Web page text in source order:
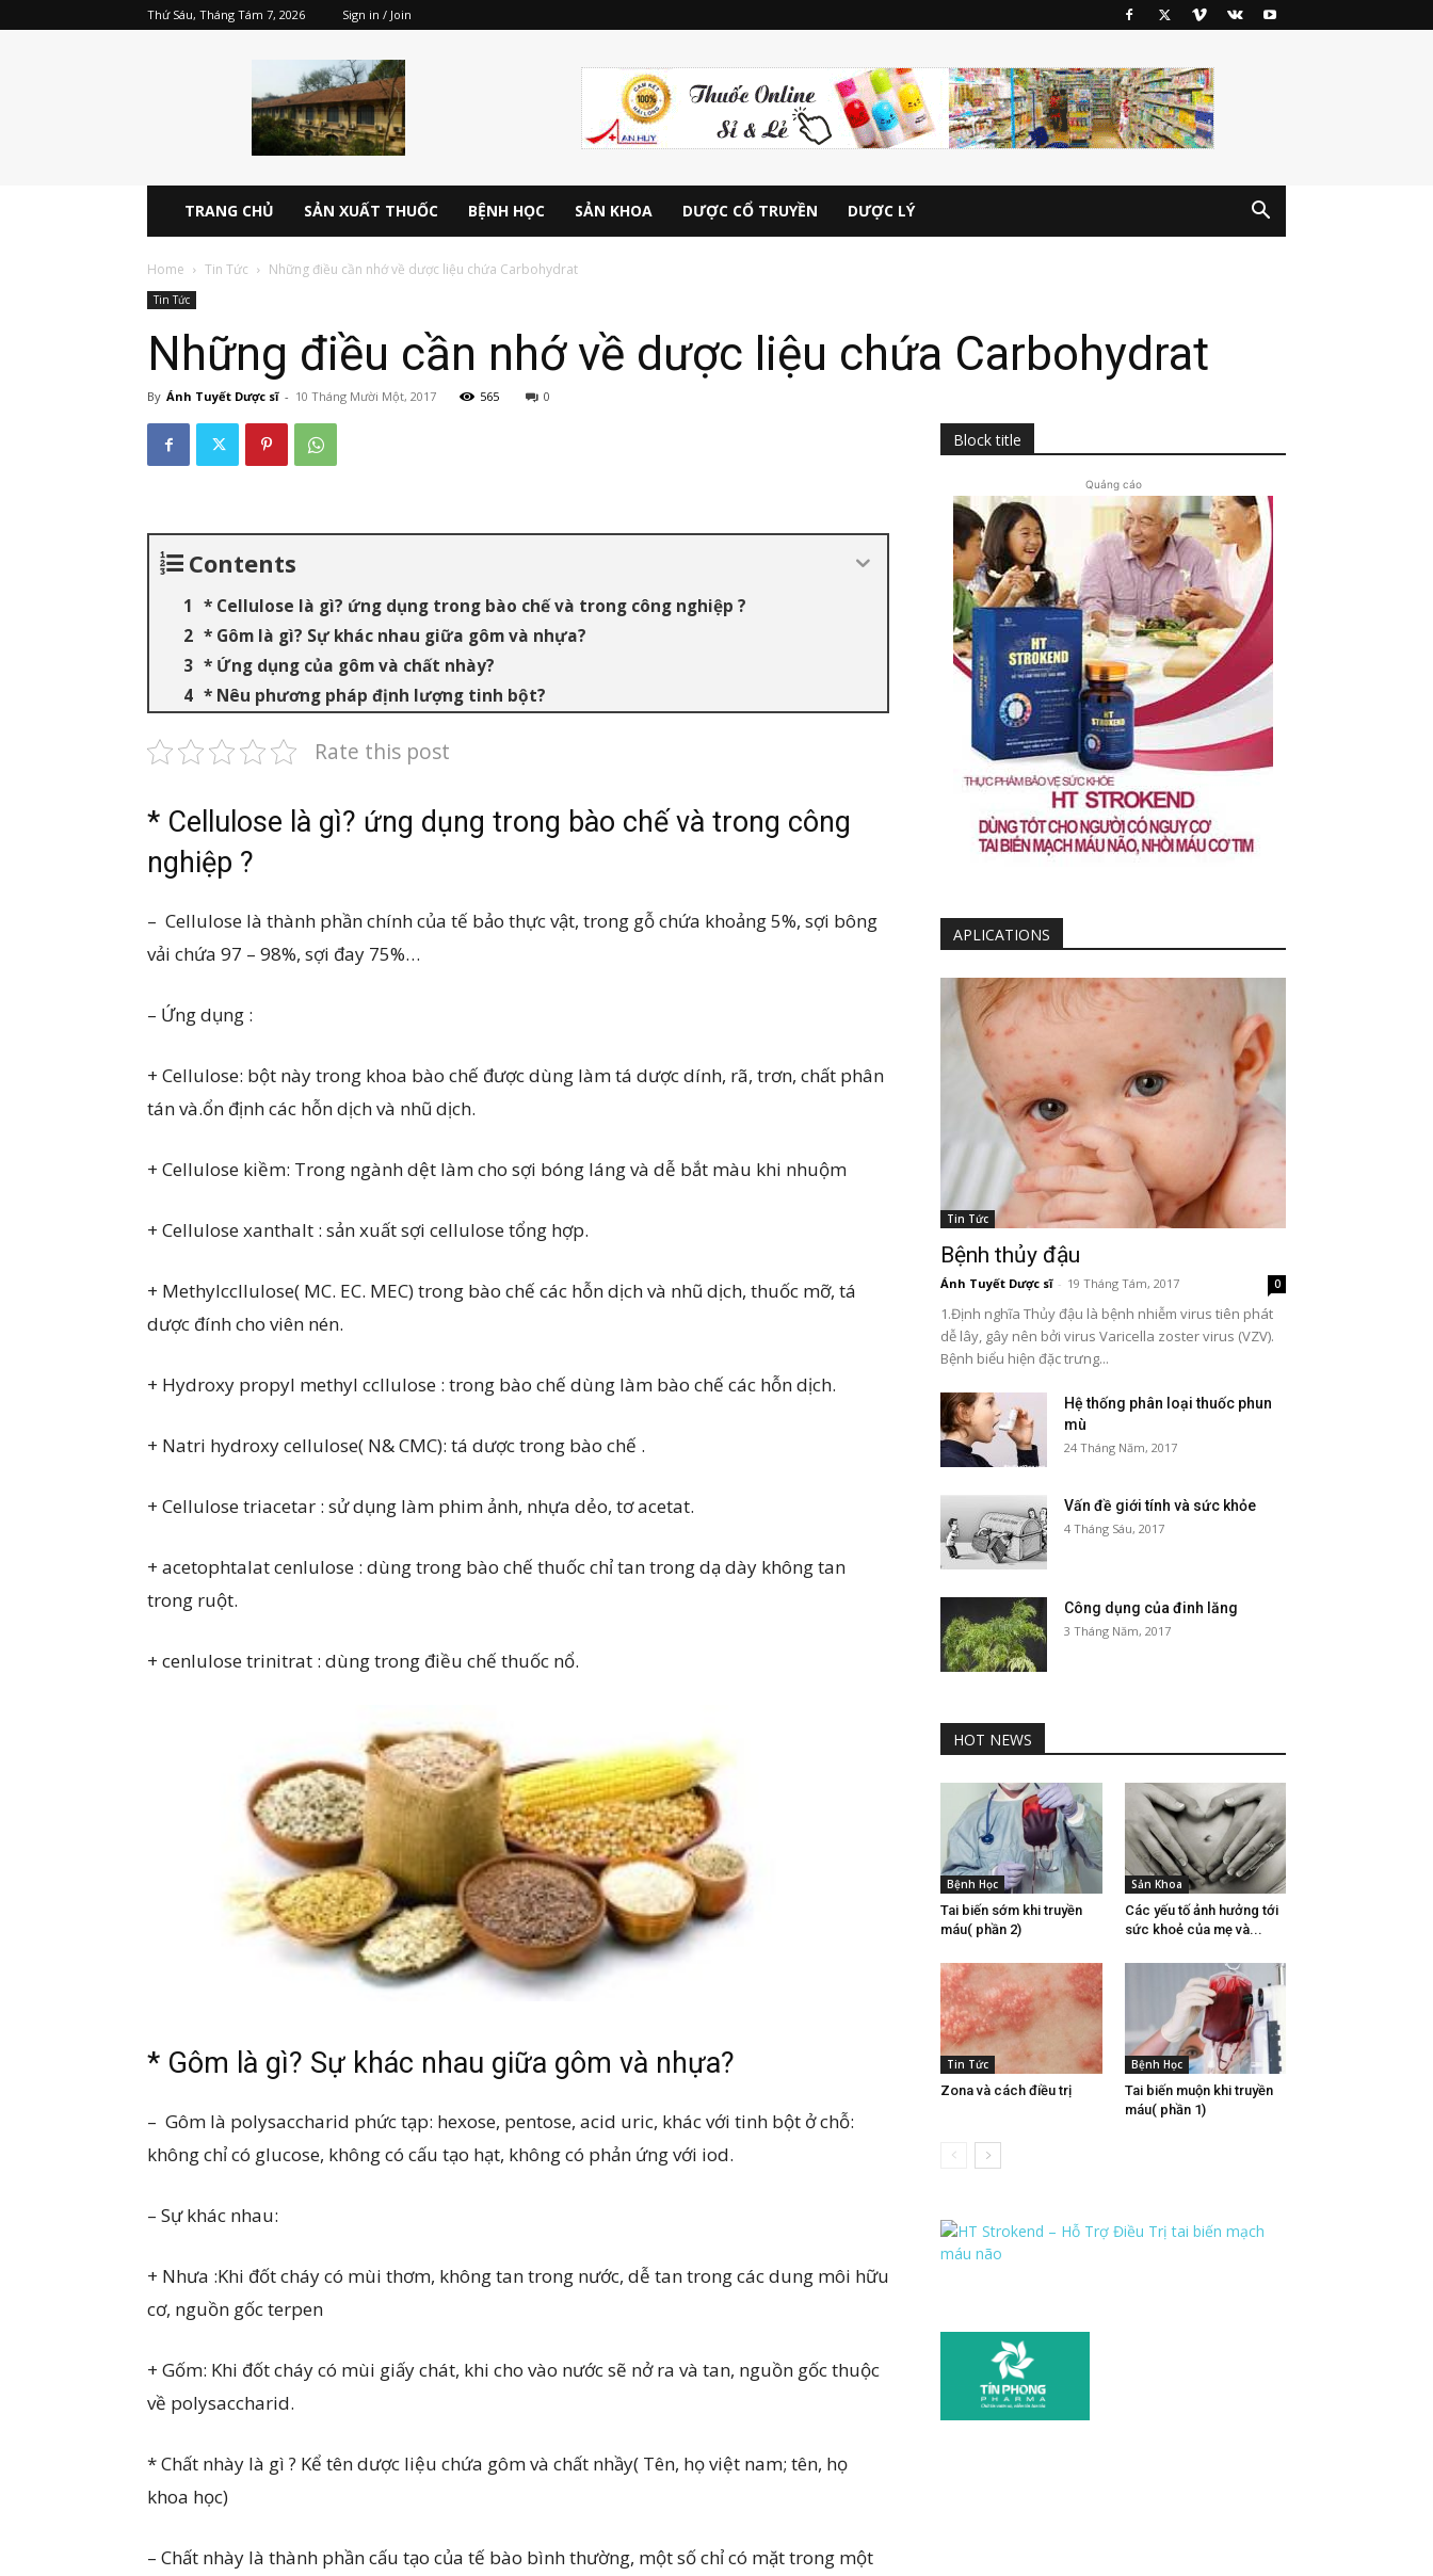
Thứ Sáu, Tháng Tám 7, 2026 Sign in / Join
V
pdf
phí
TRANG CHỦ SẢN XUẤT THUỐC BỆNH HỌC SẢN KHOA DƯỢC CỔ TRUYỀN DƯỢC LÝ
Home Tin Tức Những điều cần nhớ về dược liệu chứa Carbohydrat
Tin Tức
Những điều cần nhớ về dược liệu chứa Carbohydrat
By Ánh Tuyết Dược sĩ - 10 Tháng Mười Một, 2017 565 0
Contents
* Cellulose là gì? ứng dụng trong bào chế và trong công nghiệp ?
* Gôm là gì? Sự khác nhau giữa gôm và nhựa?
* Ứng dụng của gôm và chất nhày?
* Nêu phương pháp định lượng tinh bột?
Rate this post
* Cellulose là gì? ứng dụng trong bào chế và trong công
nghiệp ?
– Cellulose là thành phần chính của tế bảo thực vật, trong gỗ chứa khoảng 5%, sợi bông
vải chứa 97 – 98%, sợi đay 75%…
– Ứng dụng :
+ Cellulose: bột này trong khoa bào chế được dùng làm tá dược dính, rã, trơn, chất phân
tán và.ổn định các hỗn dịch và nhũ dịch.
+ Cellulose kiềm: Trong ngành dệt làm cho sợi bóng láng và dễ bắt màu khi nhuộm
+ Cellulose xanthalt : sản xuất sợi cellulose tổng hợp.
+ Methylccllulose( MC. EC. MEC) trong bào chế các hỗn dịch và nhũ dịch, thuốc mỡ, tá
dược đính cho viên nén.
+ Hydroxy propyl methyl ccllulose : trong bào chế dùng làm bào chế các hỗn dịch.
+ Natri hydroxy cellulose( N& CMC): tá dược trong bào chế .
+ Cellulose triacetar : sử dụng làm phim ảnh, nhựa dẻo, tơ acetat.
+ acetophtalat cenlulose : dùng trong bào chế thuốc chỉ tan trong dạ dày không tan
trong ruột.
+ cenlulose trinitrat : dùng trong điều chế thuốc nổ.
* Gôm là gì? Sự khác nhau giữa gôm và nhựa?
– Gôm là polysaccharid phức tạp: hexose, pentose, acid uric, khác với tinh bột ở chỗ:
không chỉ có glucose, không có cấu tạo hạt, không có phản ứng với iod.
– Sự khác nhau:
+ Nhưa :Khi đốt cháy có mùi thơm, không tan trong nước, dễ tan trong các dung môi hữu
cơ, nguồn gốc terpen
+ Gốm: Khi đốt cháy có mùi giấy chát, khi cho vào nước sẽ nở ra và tan, nguồn gốc thuộc
về polysaccharid.
* Chất nhày là gì ? Kể tên dược liệu chứa gôm và chất nhầy( Tên, họ việt nam; tên, họ
khoa học)
– Chất nhày là thành phần cấu tạo của tế bào bình thường, một số chỉ có mặt trong một
Block title
Quảng cáo
APLICATIONS
Tin Tức
Bệnh thủy đậu
Ánh Tuyết Dược sĩ - 19 Tháng Tám, 2017 0
1.Định nghĩa Thủy đậu là bệnh nhiễm virus tiên phát
dễ lây, gây nên bởi virus Varicella zoster virus (VZV).
Bệnh biểu hiện đặc trưng...
Hệ thống phân loại thuốc phun
mù
24 Tháng Năm, 2017
Vấn đề giới tính và sức khỏe
4 Tháng Sáu, 2017
Công dụng của đinh lăng
3 Tháng Năm, 2017
HOT NEWS
Bệnh Học
Tai biến sớm khi truyền
máu( phần 2)
Sản Khoa
Các yếu tố ảnh hưởng tới
sức khoẻ của mẹ và...
Tin Tức
Zona và cách điều trị
Bệnh Học
Tai biến muộn khi truyền
máu( phần 1)